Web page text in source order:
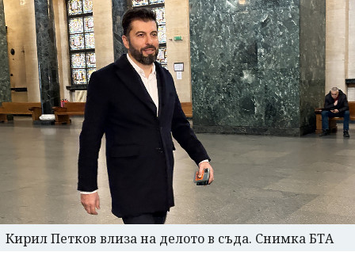
Кирил Петков влиза на делото в съда. Снимка БТА